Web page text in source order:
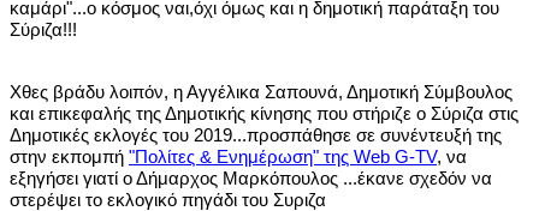
καμάρι"...ο κόσμος ναι,όχι όμως και η δημοτική παράταξη του
Σύριζα!!!
Χθες βράδυ λοιπόν, η Αγγέλικα Σαπουνά, Δημοτική Σύμβουλος
και επικεφαλής της Δημοτικής κίνησης που στήριζε ο Σύριζα στις
Δημοτικές εκλογές του 2019...προσπάθησε σε συνέντευξή της
στην εκπομπή "Πολίτες & Ενημέρωση" της Web G-TV, να
εξηγήσει γιατί ο Δήμαρχος Μαρκόπουλος ...έκανε σχεδόν να
στερέψει το εκλογικό πηγάδι του Συριζα